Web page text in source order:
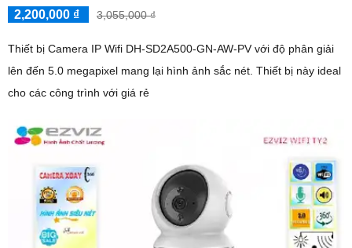
2,200,000 ₫ 3,055,000 ₫
Thiết bị Camera IP Wifi DH-SD2A500-GN-AW-PV với độ phân giải
lên đến 5.0 megapixel mang lại hình ảnh sắc nét. Thiết bị này ideal
cho các công trình với giá rẻ